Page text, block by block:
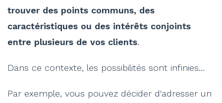
trouver des points communs, des
caractéristiques ou des intérêts conjoints
entre plusieurs de vos clients.
Dans ce contexte, les possibilités sont infinies…
Par exemple, vous pouvez décider d'adresser un